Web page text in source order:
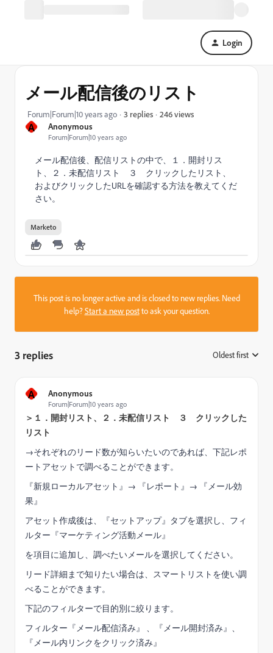
Login
A Anonymous
Forum|Forum|10 years ago
メール配信後のリスト
Forum|Forum|10 years ago 3 replies 246 views
メール配信後、配信リストの中で、１．開封リス
ト、２．未配信リスト ３ クリックしたリスト、
およびクリックしたURLを確認する方法を教えてくだ
さい。
Marketo
This post is no longer active and is closed to new replies. Need
help?Start a new postto ask your question.
3 replies Oldest first
A Anonymous
Forum|Forum|10 years ago
＞１．開封リスト、２．未配信リスト ３ クリックした
リスト
→それぞれのリード数が知らいたいのであれば、下記レポ
ートアセットで調べることができます。
『新規ローカルアセット』→ 『レポート』→ 『メール効
果』
アセット作成後は、『セットアップ』タブを選択し、フィ
ルター『マーケティング活動メール』
を項目に追加し、調べたいメールを選択してください。
リード詳細まで知りたい場合は、スマートリストを使い調
べることができます。
下記のフィルターで目的別に絞ります。
フィルター『メール配信済み』 、『メール開封済み』、
『メール内リンクをクリック済み』